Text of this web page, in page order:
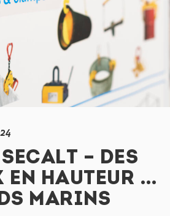
– DES
EN HAUTEUR …
MARINS